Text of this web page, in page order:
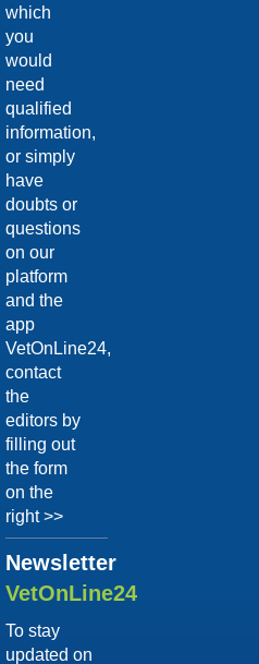
La
which
you
would
need
qualified
information,
or simply
have
doubts or
questions
on our
platform
and the
app
VetOnLine24,
contact
the
editors by
filling out
the form
on the
right >>
Newsletter
VetOnLine24
To stay
updated on